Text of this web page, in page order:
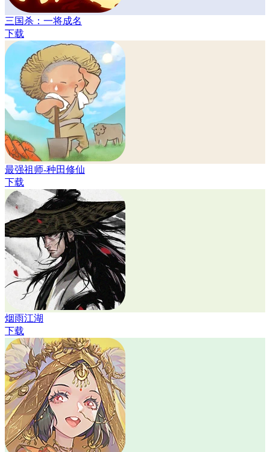
三国杀：一将成名
下载
最强祖师-种田修仙
下载
烟雨江湖
下载